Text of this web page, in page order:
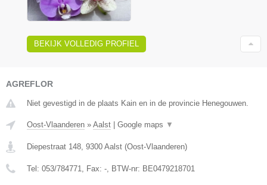
BEKIJK VOLLEDIG PROFIEL
AGREFLOR
Niet gevestigd in de plaats Kain en in de provincie Henegouwen.
Oost-Vlaanderen » Aalst | Google maps ▼
Diepestraat 148 9300 Aalst (Oost-Vlaanderen)
Tel: 053/784771 , Fax: - , BTW-nr: BE0479218701